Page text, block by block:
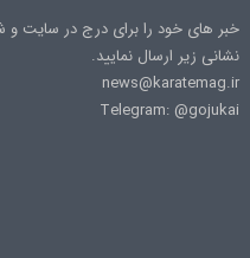
خبر های خود را برای درج در سایت و
نشانی زیر ارسال نمایید.
news@karatemag.ir
Telegram: @gojukai